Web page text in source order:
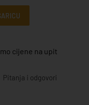
cijene na upit
Pitanja i odgovori